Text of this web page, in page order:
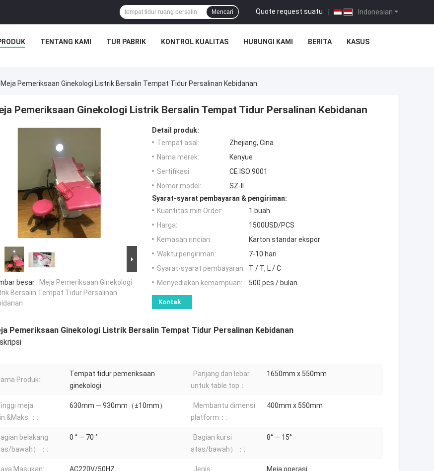
Indonesian
Quote request suatu |
Mencari
TENTANG KAMI TUR PABRIK KONTROL KUALITAS HUBUNGI KAMI BERITA KASUS
Meja Pemeriksaan Ginekologi Listrik Bersalin Tempat Tidur Persalinan Kebidanan
Pemeriksaan Ginekologi Listrik Bersalin Tempat Tidur Persalinan Kebidanan
besar : Meja Pemeriksaan Ginekologi
Bersalin Tempat Tidur Persalinan
Detail produk:
Tempat asal:
Zhejiang, Cina
Nama merek:
Kenyue
Sertifikasi:
CE ISO:9001
Nomor model:
SZ-II
Syarat-syarat pembayaran & pengiriman:
Kuantitas min Order:
1 buah
Harga:
1500USD/PCS
Kemasan rincian:
Karton standar ekspor
Waktu pengiriman:
7-10 hari
Syarat-syarat pembayaran:
T / T, L / C
Menyediakan kemampuan:
500 pcs / bulan
Kontak
Pemeriksaan Ginekologi Listrik Bersalin Tempat Tidur Persalinan Kebidanan
Produk::
Tempat tidur pemeriksaan
ginekologi
Panjang dan lebar
untuk table top：:
1650mm x 550mm
meja
：:
630mm — 930mm（±10mm）
Membantu dimensi
platform：:
400mm x 550mm
belakang
bawah）：:
0 ° — 70 °
Bagian kursi
atas/bawah）：:
8° — 15°
Masukan: AC220V/50HZ Jenis: Meja operasi